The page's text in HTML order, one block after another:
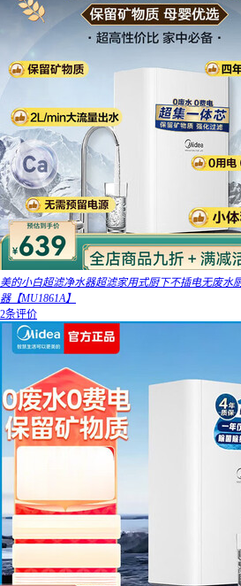
美的小白超滤净水器超滤家用式厨下不插电无废水
器【MU1861A】
2条评价